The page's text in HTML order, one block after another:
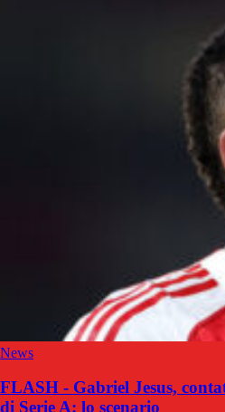
News
FLASH - Gabriel Jesus,
di Serie A: lo scenario